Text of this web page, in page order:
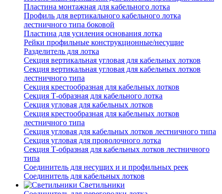
Пластина монтажная для кабельного лотка
Профиль для вертикального кабельного лотка
лестничного типа боковой
Пластина для усиления основания лотка
Рейки профильные конструкционные/несущие
Разделитель для лотка
Секция вертикальная угловая для кабельных лотков
Секция вертикальная угловая для кабельных лотков
лестничного типа
Секция крестообразная для кабельных лотков
Секция Т-образная для кабельного лотка
Секция угловая для кабельных лотков
Секция крестообразная для кабельных лотков
лестничного типа
Секция угловая для кабельных лотков лестничного типа
Секция угловая для проволочного лотка
Секция Т-образная для кабельных лотков лестничного
типа
Соединитель для несущих и и профильных реек
Соединитель для кабельных лотков
Светильники